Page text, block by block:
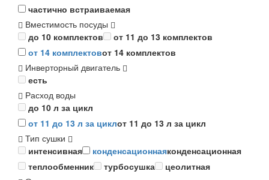
частично встраиваемая
Вместимость посуды
до 10 комплектов
от 11 до 13 комплектов
от 14 комплектовот 14 комплектов
Инверторный двигатель
есть
Расход воды
до 10 л за цикл
от 11 до 13 л за циклот 11 до 13 л за цикл
Тип сушки
интенсивная
конденсационнаяконденсационная
теплообменник
турбосушка
цеолитная